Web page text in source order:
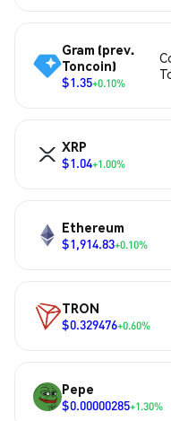
Gram (prev.
Toncoin)
$1.35+0.10%
XRP
$1.04+1.00%
Ethereum
$1,914.83+0.10%
TRON
$0.329476+0.60%
Pepe
$0.00000285+1.30%